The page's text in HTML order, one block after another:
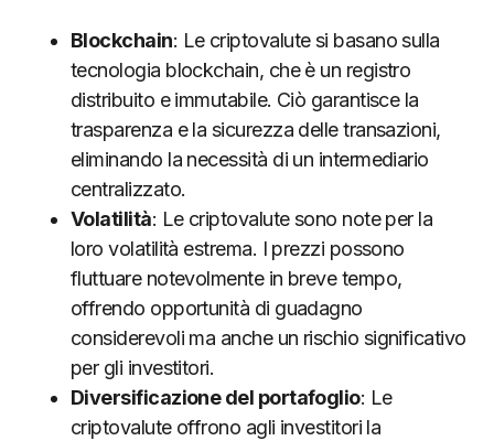
Blockchain: Le criptovalute si basano sulla
tecnologia blockchain, che è un registro
distribuito e immutabile. Ciò garantisce la
trasparenza e la sicurezza delle transazioni,
eliminando la necessità di un intermediario
centralizzato.
Volatilità: Le criptovalute sono note per la
loro volatilità estrema. I prezzi possono
fluttuare notevolmente in breve tempo,
offrendo opportunità di guadagno
considerevoli ma anche un rischio significativo
per gli investitori.
Diversificazione del portafoglio: Le
criptovalute offrono agli investitori la